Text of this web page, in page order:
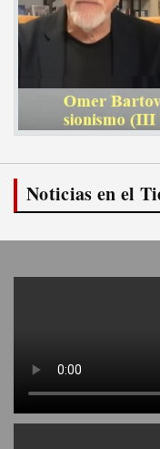
Noticias en el